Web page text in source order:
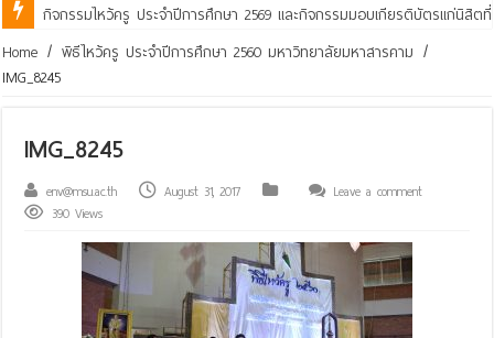
กิจกรรมไหว้ครู ประจำปีการศึกษา 2569 และกิจกรรมมอบเกียรติบัตรแก่นิสิ
คณะสิ่งแวดล้อมฯ มมส ร่วมสืบสานประเพณีฮีตเดือน ๘ ถวายเทียนพรรษา ๒
Home / พิธีไหว้ครู ประจำปีการศึกษา 2560 มหาวิทยาลัยมหาสารคาม /
IMG_8245
IMG_8245
env@msu.ac.th August 31, 2017
Leave a comment
390 Views